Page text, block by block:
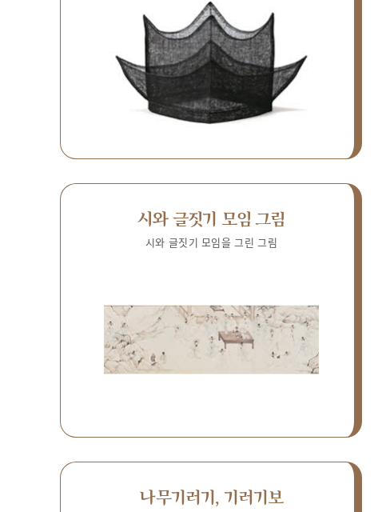
시와 글짓기 모임 그림
시와 글짓기 모임을 그린 그림
나무기러기, 기러기보